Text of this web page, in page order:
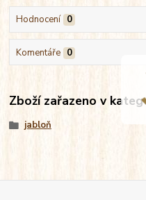
Hodnocení 0
Komentáře 0
Zboží zařazeno v
jabloň